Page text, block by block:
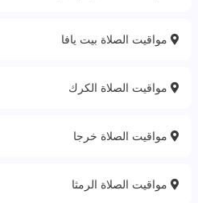
مواقيت الصلاة بيت يافا
مواقيت الصلاة الكرك
مواقيت الصلاة خرجا
مواقيت الصلاة الرمثا